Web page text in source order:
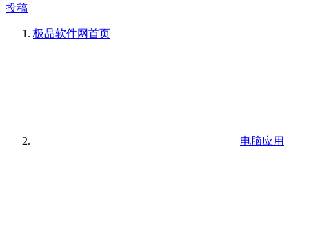
投稿
极品软件网首页
电脑应用